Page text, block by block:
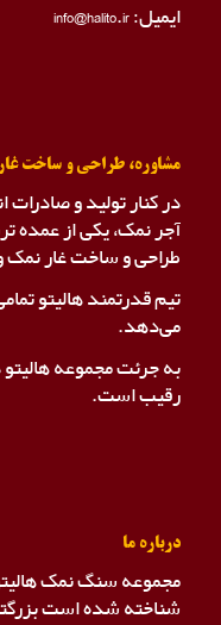
ایمیل: info@halito.ir
مشاوره، طراحی و ساخت
در کنار تولید و
آجر نمک، یکی از عمده
طراحی و ساخت غار
تیم قدرتمند هالیتو
می‌دهد.
به جرئت مجموعه
رقیب است.
درباره ما
مجموعه سنگ نمک
شناخته شده است